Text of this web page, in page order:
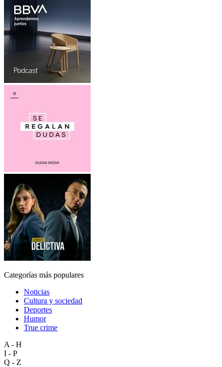
Categorías más populares
Noticias
Cultura y sociedad
Deportes
Humor
True crime
A - H
I - P
Q - Z